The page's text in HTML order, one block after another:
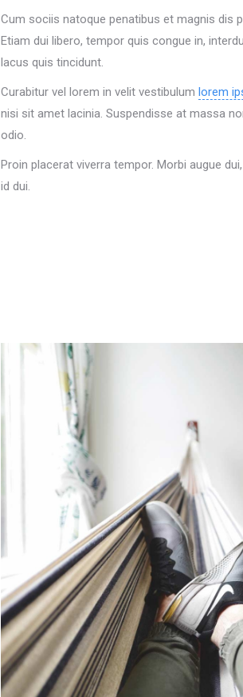
Cum sociis natoque penatibus et magnis dis
Etiam dui libero, tempor quis congue in,
lacus quis tincidunt.
Curabitur vel lorem in velit vestibulum lorem
nisi sit amet lacinia. Suspendisse at massa
odio.
Proin placerat viverra tempor. Morbi augue
id dui.